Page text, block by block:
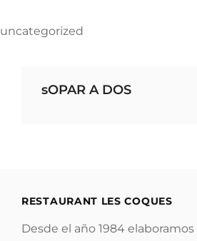
uncategorized
sOPAR A DOS
RESTAURANT LES COQUES
Desde el año 1984